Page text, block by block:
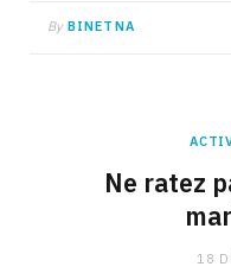
By BINETNA
Ne ratez
18